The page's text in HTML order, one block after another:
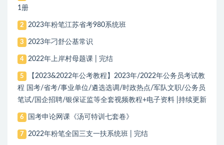
1册
2 2023年粉笔江苏省考980系统班
3 2023年刁舒公基常识
4 2022年上岸村母题课 | 完结
5
【2023&2022年公考教程】2023年/2022年公务员考试教
程 国考/省考/事业单位/遴选选调/时政热点/军队文职/公务员
笔试/国企招聘/银保证监等全套视频教程+电子资料 |持续更新
6 国考申论网课《汤可特训七套卷》
7 2022年粉笔全国三支一扶系统班 | 完结